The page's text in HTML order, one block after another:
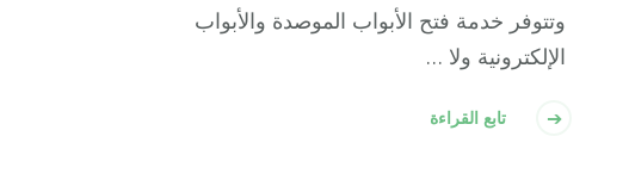
وتتوفر خدمة فتح الأبواب الموصدة والأبواب
الإلكترونية ولا …
تابع القراءة